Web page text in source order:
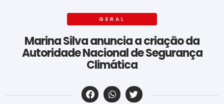
GERAL
Marina Silva anuncia a criação da
Autoridade Nacional de Segurança
Climática
‎ ‎ ‎ ‎ ‎ ‎ ‎ ‎ ‎ ‎ ‎ ‎ ‎ ‎ ‎ ‎ ‎ ‎ ‎ ‎ ‎ ‎ ‎ ‎ ‎ ‎ ‎ ‎ ‎ ‎ ‎